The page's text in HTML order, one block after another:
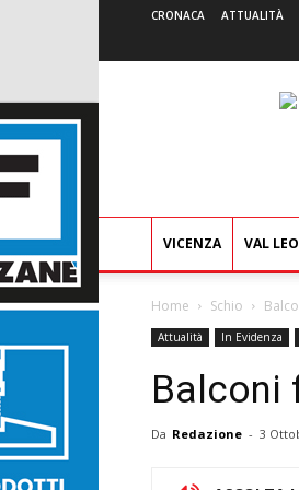
CRONACA ATTUALITÀ
VICENZA VAL
Home Schio
Attualità In Evidenza
Balconi
Da Redazione - 3